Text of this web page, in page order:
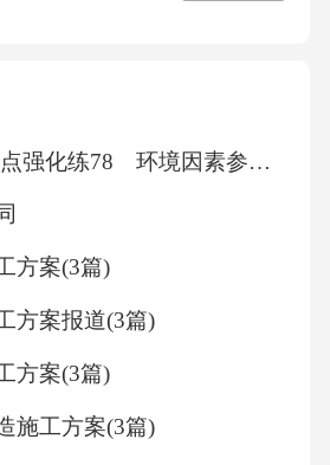
机硫（S）原子或（和）铁硫
每次可传递一个电子，为单
即辅酶Q（CoenzymeQ，
分子、脂溶性醌类化合物，含
水侧链；泛醌脂溶性强，能
由扩散；泛醌能同时传递氢
高中生物 重点强化练78 环境因素参与调节植物的生命活动
方案(3篇)
方案报道(3篇)
方案(3篇)
施工方案(3篇)